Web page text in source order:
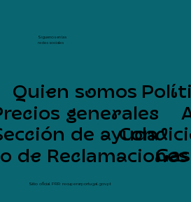
Síguenos en las
redes sociales
Quien somos
generales
de ayuda
de Reclamaciones
Sítio oficial PRR: recuperarportugal.gov.pt